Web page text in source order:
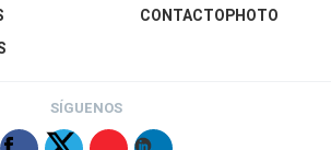
CONTACTOPHOTO
SÍGUENOS